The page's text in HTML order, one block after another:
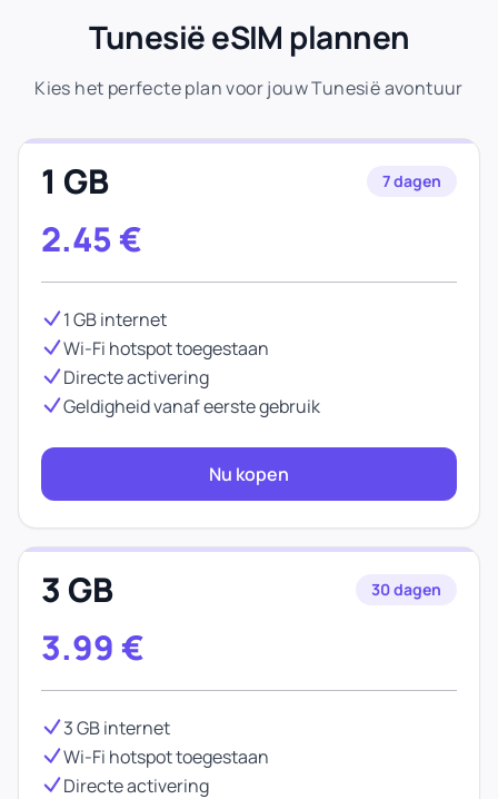
Tunesië eSIM plannen
Kies het perfecte plan voor jouw Tunesië avontuur
1 GB 7 dagen
2.45€
1 GB internet
Wi-Fi hotspot toegestaan
Directe activering
Geldigheid vanaf eerste gebruik
Nu kopen
3 GB 30 dagen
3.99 €
3 GB internet
Wi-Fi hotspot toegestaan
Directe activering